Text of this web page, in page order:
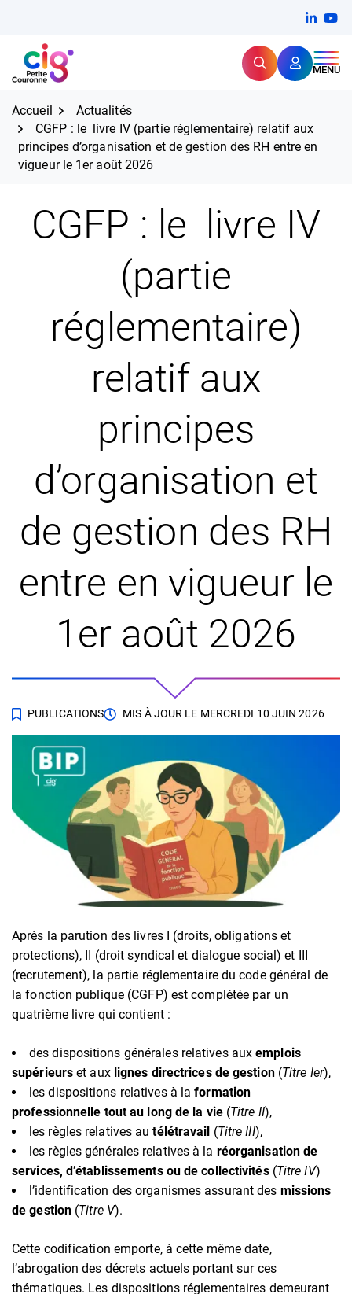
contenu
CIG Petite Couronne RechercherMENU
Expertise et proximité pour
Accueil
Actualités
CGFP : le livre IV (partie réglementaire) relatif aux
principes d’organisation et de gestion des RH entre en
vigueur le 1er août 2026
CGFP : le livre IV
(partie
réglementaire)
relatif aux
principes
d’organisation et
de gestion des RH
entre en vigueur le
1er août 2026
PUBLICATIONS MIS À JOUR LE MERCREDI 10 JUIN 2026
Après la parution des livres I (droits, obligations et
protections), II (droit syndical et dialogue social) et III
(recrutement), la partie réglementaire du code général de
la fonction publique (CGFP) est complétée par un
quatrième livre qui contient :
des dispositions générales relatives auxemplois
supérieurs et aux lignes directrices de gestion(Titre Ier),
les dispositions relatives à laformation
professionnelle tout au long de la vie(Titre II),
les règles relatives autélétravail (Titre III),
les règles générales relatives à la réorganisation de
services, d’établissements ou de collectivités(Titre IV)
l’identification des organismes assurant des missions
de gestion (Titre V).
Cette codification emporte, à cette même date,
l’abrogation des décrets actuels portant sur ces
thématiques. Les dispositions réglementaires demeurant